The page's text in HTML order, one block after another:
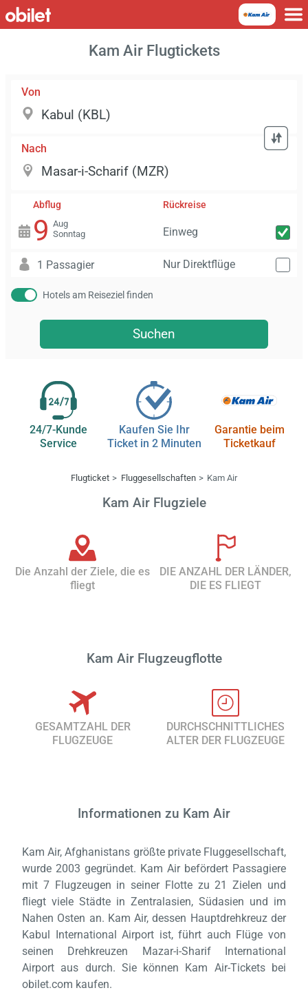
Kam Air Flugtickets
Von
Nach
Abflug
9 Aug
Sonntag
Rückreise
Einweg
1 Passagier Nur Direktflüge
Hotels am Reiseziel finden
Suchen
24/7-Kunde
Service
Kaufen Sie Ihr
Ticket in 2 Minuten
Garantie beim
Ticketkauf
Flugticket Fluggesellschaften Kam Air
Kam Air Flugziele
Die Anzahl der Ziele, die es
fliegt
DIE ANZAHL DER LÄNDER,
DIE ES FLIEGT
Kam Air Flugzeugflotte
GESAMTZAHL DER
FLUGZEUGE
DURCHSCHNITTLICHES
ALTER DER FLUGZEUGE
Informationen zu Kam Air
Kam Air, Afghanistans größte private Fluggesellschaft,
wurde 2003 gegründet. Kam Air befördert Passagiere
mit 7 Flugzeugen in seiner Flotte zu 21 Zielen und
fliegt viele Städte in Zentralasien, Südasien und im
Nahen Osten an. Kam Air, dessen Hauptdrehkreuz der
Kabul International Airport ist, führt auch Flüge von
seinen Drehkreuzen Mazar-i-Sharif International
Airport aus durch. Sie können Kam Air-Tickets bei
obilet.com kaufen.